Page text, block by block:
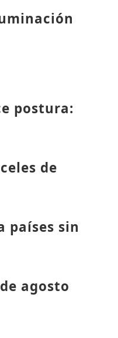
postura:
de
países sin
agosto